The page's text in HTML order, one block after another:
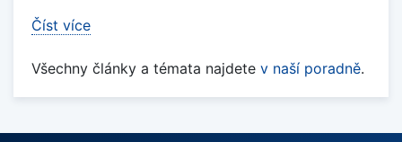
Číst více
Všechny články a témata najdete v naší poradně.